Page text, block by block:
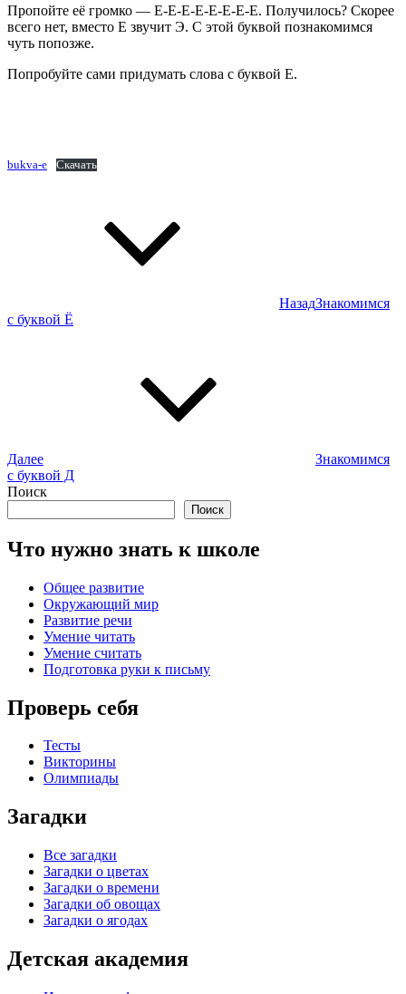
Пропойте её громко — Е-Е-Е-Е-Е-Е-Е-Е. Получилось? Скорее
всего нет, вместо Е звучит Э. С этой буквой познакомимся
чуть попозже.
Попробуйте сами придумать слова с буквой Е.
bukva-e Скачать
НазадЗнакомимся
с буквой Ё
Далее
Знакомимся
с буквой ДСледующая
Поиск
Поиск
Что нужно знать к школе
Общее развитие
Окружающий мир
Развитие речи
Умение читать
Умение считать
Подготовка руки к письму
Проверь себя
Тесты
Викторины
Олимпиады
Загадки
Все загадки
Загадки о цветах
Загадки о времени
Загадки об овощах
Загадки о ягодах
Детская академия